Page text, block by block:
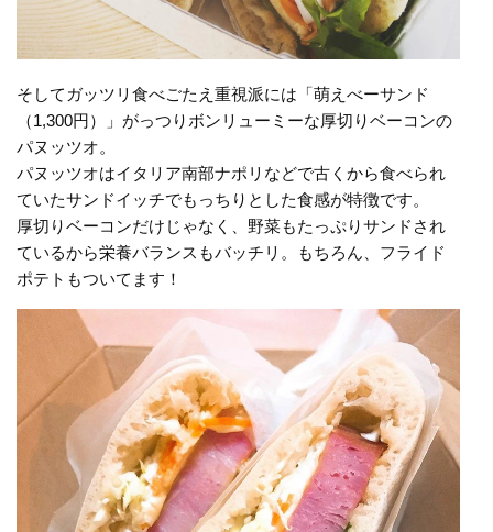
そしてガッツリ食べごたえ重視派には「萌えべーサンド
（1,300円）」がっつりボンリューミーな厚切りベーコンの
パヌッツオ。
パヌッツオはイタリア南部ナポリなどで古くから食べられ
ていたサンドイッチでもっちりとした食感が特徴です。
厚切りベーコンだけじゃなく、野菜もたっぷりサンドされ
ているから栄養バランスもバッチリ。もちろん、フライド
ポテトもついてます！